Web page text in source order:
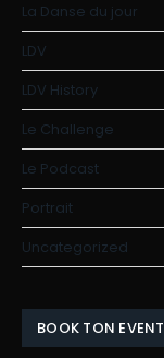
La Danse du jour
LDV
LDV History
Le Challenge
Le Podcast
Portrait
Uncategorized
BOOK TON EVENT